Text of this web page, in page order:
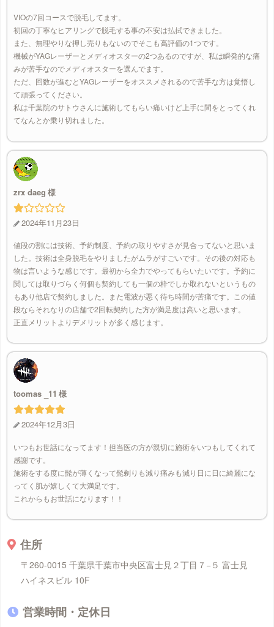
VIOの7回コースで脱毛してます。
初回の丁寧なヒアリングで脱毛する事の不安は払拭できました。
また、無理やりな押し売りもないのでそこも高評価の1つです。
機械がYAGレーザーとメディオスターの2つあるのですが、私は瞬発的な痛
みが苦手なのでメディオスターを選んでます。
ただ、回数が進むとYAGレーザーをオススメされるので苦手な方は覚悟し
て頑張ってください。
私は千葉院のサトウさんに施術してもらい痛いけど上手に間をとってくれ
てなんとか乗り切れました。
zrx daeg
2024年11月23日
値段の割には技術、予約制度、予約の取りやすさが見合ってないと思いま
した。技術は全身脱毛をやりましたがムラがすごいです。その後の対応も
物は言いような感じです。最初から全力でやってもらいたいです。予約に
関しては取りづらく何個も契約しても一個の枠でしか取れないというもの
もあり他店で契約しました。また電波が悪く待ち時間が苦痛です。この値
段ならそれなりの店舗で2回転契約した方が満足度は高いと思います。
正直メリットよりデメリットが多く感じます。
toomas _11
2024年12月3日
いつもお世話になってます！担当医の方が親切に施術をいつもしてくれて
感謝です。
施術をする度に髭が薄くなって髭剃りも減り痛みも減り日に日に綺麗にな
ってく肌が嬉しくて大満足です。
これからもお世話になります！！
住所
〒260-0015 千葉県千葉市中央区富士見２丁目７−５ 富士見
ハイネスビル 10F
営業時間・定休日